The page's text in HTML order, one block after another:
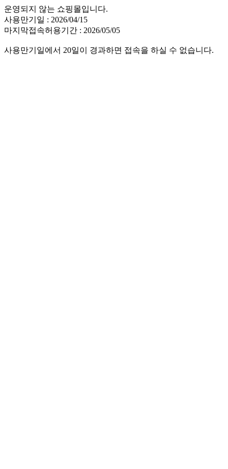
운영되지 않는 쇼핑몰입니다.
사용만기일 : 2026/04/15
마지막접속허용기간 : 2026/05/05
사용만기일에서 20일이 경과하면 접속을 하실 수 없습니다.